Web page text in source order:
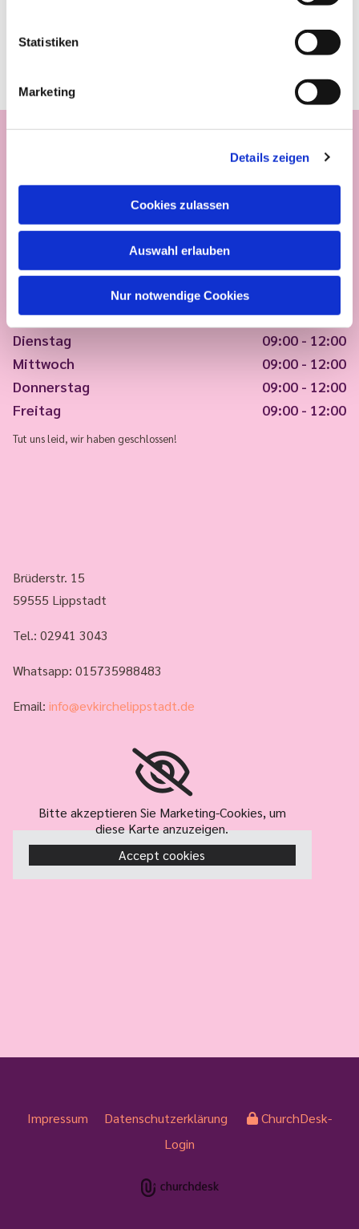
Statistiken
Marketing
Details zeigen
Cookies zulassen
Auswahl erlauben
Nur notwendige Cookies
Montag
09:00 - 12:00
Dienstag
09:00 - 12:00
Mittwoch
09:00 - 12:00
Donnerstag
09:00 - 12:00
Freitag
09:00 - 12:00
Tut uns leid, wir haben geschlossen!
Brüderstr. 15
59555 Lippstadt
Tel.: 02941 3043
Whatsapp: 015735988483
Email: info@evkirchelippstadt.de
Bitte akzeptieren Sie Marketing-Cookies, um
diese Karte anzuzeigen.
Accept cookies
Impressum Datenschutzerklärung
ChurchDesk-
Login